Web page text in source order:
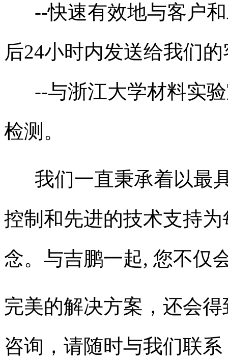
--快速有效地与客户和
后24小时内发送给我们
--与浙江大学材料实验
检测。
我们一直秉承着以最
控制和先进的技术支持
念。与吉鹏一起, 您不仅
完美的解决方案，还会
咨询，请随时与我们联